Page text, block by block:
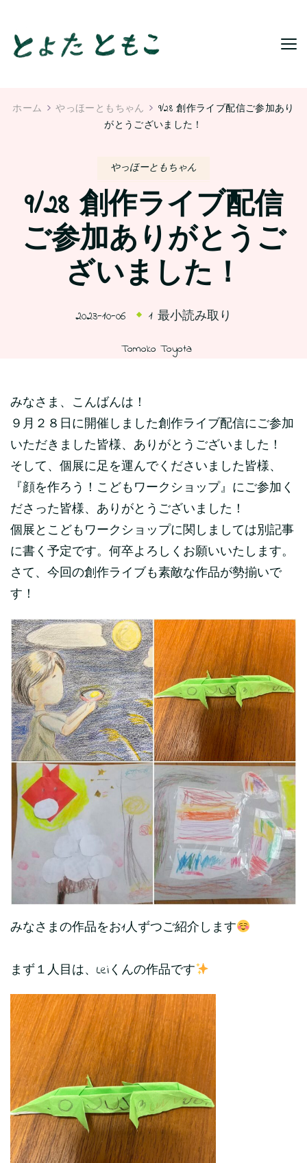
ホーム やっほーともちゃん
9/28 創作ライブ配信ご参加あり
がとうございました！
やっほーともちゃん
9/28 創作ライブ配信
ご参加ありがとうご
ざいました！
2023-10-06 1 最小読み取り
Tomoko Toyota
みなさま、こんばんは！
９月２８日に開催しました創作ライブ配信にご参加
いただきました皆様、ありがとうございました！
そして、個展に足を運んでくださいました皆様、
『顔を作ろう！こどもワークショップ』にご参加く
ださった皆様、ありがとうございました！
個展とこどもワークショップに関しましては別記事
に書く予定です。何卒よろしくお願いいたします。
さて、今回の創作ライブも素敵な作品が勢揃いで
す！
みなさまの作品をお1人ずつご紹介します
まず１人目は、Leiくんの作品です